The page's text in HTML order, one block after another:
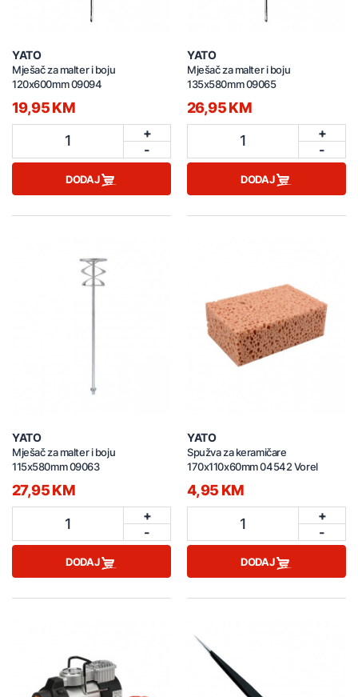
YATO
Mješač za malter i boju
120x600mm 09094
19,95 KM
1
+
-
DODAJ
YATO
Mješač za malter i boju
135x580mm 09065
26,95 KM
1
+
-
DODAJ
YATO
Mješač za malter i boju
115x580mm 09063
27,95 KM
1
+
-
DODAJ
YATO
Spužva za keramičare
170x110x60mm 04542 Vorel
4,95 KM
1
+
-
DODAJ